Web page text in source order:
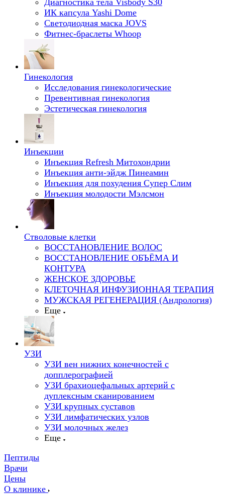
Диагностика тела Visbody S30
ИК капсула Yashi Dome
Светодиодная маска JOVS
Фитнес-браслеты Whoop
Гинекология
Исследования гинекологические
Превентивная гинекология
Эстетическая гинекология
Инъекции
Инъекция Refresh Митохондрии
Инъекция анти-эйдж Пинеамин
Инъекция для похудения Супер Слим
Инъекция молодости Мэлсмон
Стволовые клетки
ВОССТАНОВЛЕНИЕ ВОЛОС
ВОССТАНОВЛЕНИЕ ОБЪЁМА И
КОНТУРА
ЖЕНСКОЕ ЗДОРОВЬЕ
КЛЕТОЧНАЯ ИНФУЗИОННАЯ ТЕРАПИЯ
МУЖСКАЯ РЕГЕНЕРАЦИЯ (Андрология)
Еще
УЗИ
УЗИ вен нижних конечностей с
допплерографией
УЗИ брахиоцефальных артерий с
дуплексным сканированием
УЗИ крупных суставов
УЗИ лимфатических узлов
УЗИ молочных желез
Еще
Пептиды
Врачи
Цены
О клинике